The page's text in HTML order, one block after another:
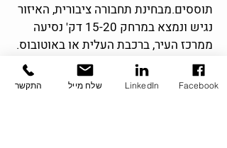
תוססים.מבחינת תחבורה ציבורית, האיזור
נגיש ונמצא במרחק 15-20 דק' נסיעה
ממרכז העיר, ברכבת העלית או באוטובוס.
משקיעים רבים מכל העולם מנצלים את
התקשר שלח מייל LinkedIn Facebook